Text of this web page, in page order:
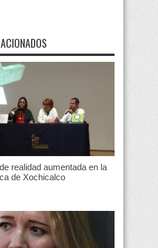
de realidad aumentada en la
de Xochicalco